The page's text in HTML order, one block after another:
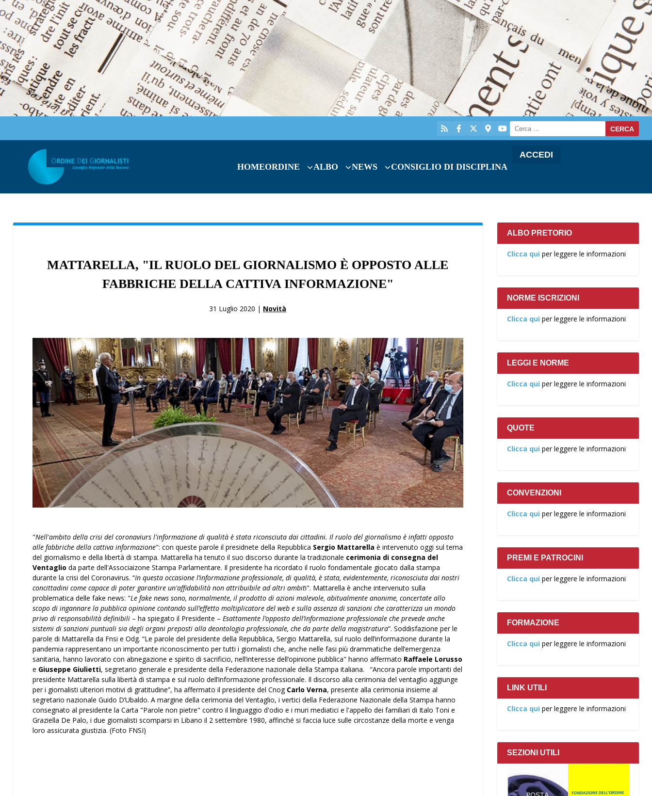
HOMEORDINE ALBO NEWS CONSIGLIO DI DISCIPLINA
ACCEDI
MATTARELLA, "IL RUOLO DEL GIORNALISMO È OPPOSTO ALLE
FABBRICHE DELLA CATTIVA INFORMAZIONE"
31 Luglio 2020 | Novità
"Nell'ambito della crisi del coronaviurs l'informazione di qualità è stata riconsciuta dai cittadini. Il ruolo del giornalismo è infatti opposto
alle fabbriche della cattiva informazione": con queste parole il presidnete della Repubblica Sergio Mattarella è intervenuto oggi sul tema
del giornalismo e della libertà di stampa. Mattarella ha tenuto il suo discorso durante la tradizionale cerimonia di consegna del
Ventaglio da parte dell'Associaizone Stampa Parlamentare. Il presidente ha ricordato il ruolo fondamentale giocato dalla stampa
durante la crisi del Coronavirus. “In questa occasione l’informazione professionale, di qualità, è stata, evidentemente, riconosciuta dai nostri
concittadini come capace di poter garantire un'affidabilità non attribuibile ad altri ambiti". Mattarella è anche intervenuto sulla
problematica delle fake news: "Le fake news sono, normalmente, il prodotto di azioni malevole, abitualmente anonime, concertate allo
scopo di ingannare la pubblica opinione contando sull’effetto moltiplicatore del web e sulla assenza di sanzioni che caratterizza un mondo
privo di responsabilità definibili – ha spiegato il Presidente – Esattamente l’opposto dell’informazione professionale che prevede anche
sistemi di sanzioni puntuali sia degli organi preposti alla deontologia professionale, che da parte della magistratura”. Soddisfazione per le
parole di Mattarella da Fnsi e Odg. “Le parole del presidente della Repubblica, Sergio Mattarella, sul ruolo dell’informazione durante la
pandemia rappresentano un importante riconoscimento per tutti i giornalisti che, anche nelle fasi più drammatiche dell’emergenza
sanitaria, hanno lavorato con abnegazione e spirito di sacrificio, nell’interesse dell’opinione pubblica" hanno affermato Raffaele Lorusso
e Giuseppe Giulietti, segretario generale e presidente della Federazione nazionale della Stampa italiana. “Ancora parole importanti del
presidente Mattarella sulla libertà di stampa e sul ruolo dell’informazione professionale. Il discorso alla cerimonia del ventaglio aggiunge
per i giornalisti ulteriori motivi di gratitudine”, ha affermato il presidente del Cnog Carlo Verna, presente alla cerimonia insieme al
segretario nazionale Guido D’Ubaldo. A margine della cerimonia del Ventaglio, i vertici della Federazione Nazionale della Stampa hanno
consegnato al presidente la Carta "Parole non pietre" contro il linguaggio d'odio e i muri mediatici e l'appello dei familiari di Italo Toni e
Graziella De Palo, i due giornalisti scomparsi in Libano il 2 settembre 1980, affinché si faccia luce sulle circostanze della morte e venga
loro assicurata giustizia. (Foto FNSI)
ALBO PRETORIO
Clicca qui per leggere le informazioni
NORME ISCRIZIONI
Clicca qui per leggere le informazioni
LEGGI E NORME
Clicca qui per leggere le informazioni
QUOTE
Clicca qui per leggere le informazioni
CONVENZIONI
Clicca qui per leggere le informazioni
PREMI E PATROCINI
Clicca qui per leggere le informazioni
FORMAZIONE
Clicca qui per leggere le informazioni
LINK UTILI
Clicca qui per leggere le informazioni
SEZIONI UTILI